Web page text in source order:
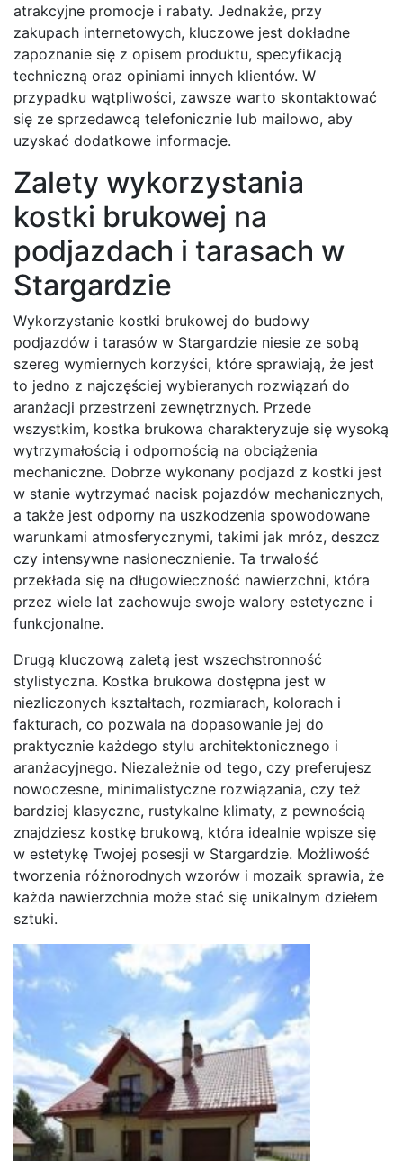
atrakcyjne promocje i rabaty. Jednakże, przy
zakupach internetowych, kluczowe jest dokładne
zapoznanie się z opisem produktu, specyfikacją
techniczną oraz opiniami innych klientów. W
przypadku wątpliwości, zawsze warto skontaktować
się ze sprzedawcą telefonicznie lub mailowo, aby
uzyskać dodatkowe informacje.
Zalety wykorzystania
kostki brukowej na
podjazdach i tarasach w
Stargardzie
Wykorzystanie kostki brukowej do budowy
podjazdów i tarasów w Stargardzie niesie ze sobą
szereg wymiernych korzyści, które sprawiają, że jest
to jedno z najczęściej wybieranych rozwiązań do
aranżacji przestrzeni zewnętrznych. Przede
wszystkim, kostka brukowa charakteryzuje się wysoką
wytrzymałością i odpornością na obciążenia
mechaniczne. Dobrze wykonany podjazd z kostki jest
w stanie wytrzymać nacisk pojazdów mechanicznych,
a także jest odporny na uszkodzenia spowodowane
warunkami atmosferycznymi, takimi jak mróz, deszcz
czy intensywne nasłonecznienie. Ta trwałość
przekłada się na długowieczność nawierzchni, która
przez wiele lat zachowuje swoje walory estetyczne i
funkcjonalne.
Drugą kluczową zaletą jest wszechstronność
stylistyczna. Kostka brukowa dostępna jest w
niezliczonych kształtach, rozmiarach, kolorach i
fakturach, co pozwala na dopasowanie jej do
praktycznie każdego stylu architektonicznego i
aranżacyjnego. Niezależnie od tego, czy preferujesz
nowoczesne, minimalistyczne rozwiązania, czy też
bardziej klasyczne, rustykalne klimaty, z pewnością
znajdziesz kostkę brukową, która idealnie wpisze się
w estetykę Twojej posesji w Stargardzie. Możliwość
tworzenia różnorodnych wzorów i mozaik sprawia, że
każda nawierzchnia może stać się unikalnym dziełem
sztuki.